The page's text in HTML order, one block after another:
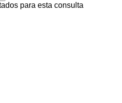
para esta consulta